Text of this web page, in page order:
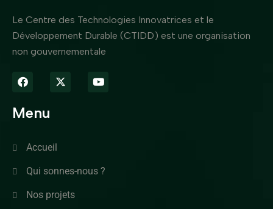
Le Centre des Technologies Innovatrices et le
Développement Durable (CTIDD) est une organisation
non gouvernementale
Menu
Accueil
Qui sonnes-nous ?
Nos projets